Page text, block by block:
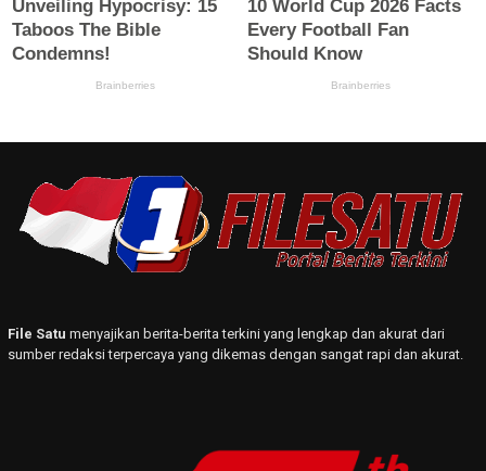
File Satu menyajikan berita-berita terkini yang lengkap dan akurat dari
sumber redaksi terpercaya yang dikemas dengan sangat rapi dan akurat.